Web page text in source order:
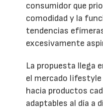
consumidor que
comodidad y la
tendencias
excesivamente
La propuesta llega
el mercado
hacia productos
adaptables al día a